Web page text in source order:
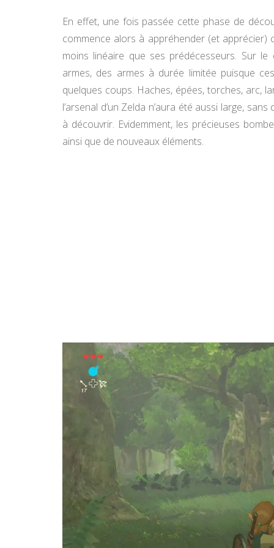
En effet, une fois passée cette phase de
commence alors à appréhender (et apprécier)
moins linéaire que ses prédécesseurs. Sur
armes, des armes à durée limitée puisque
quelques coups. Haches, épées, torches, arc,
l’arsenal d’un Zelda n’aura été aussi large,
à découvrir. Evidemment, les précieuses
ainsi que de nouveaux éléments.